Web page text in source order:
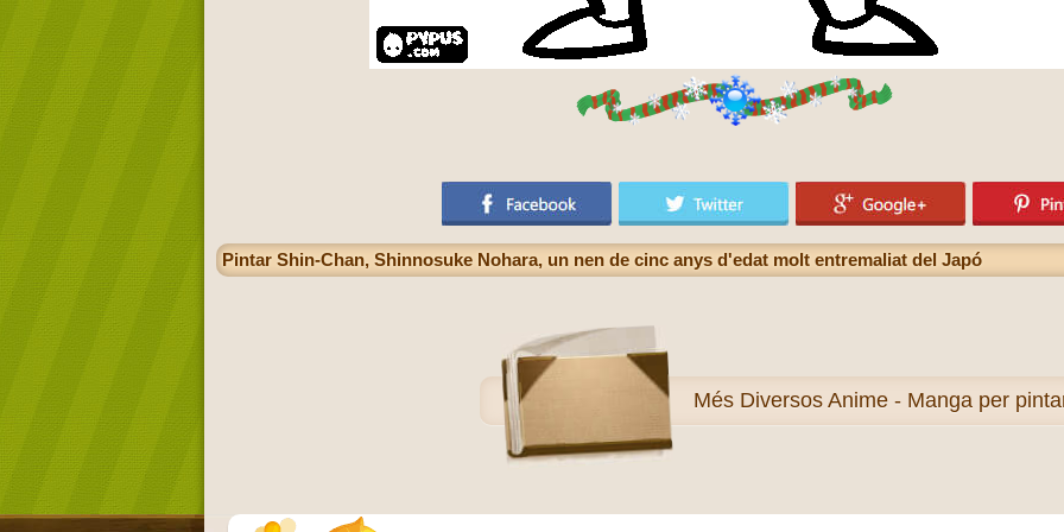
Pintar Shin-Chan, Shinnosuke Nohara, un nen de cinc anys d'edat molt entremaliat del Japó
Més Diversos Anime - Manga per